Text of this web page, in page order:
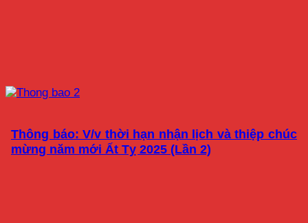
Thông báo: V/v thời hạn nhận lịch và thiệp chúc
mừng năm mới Ất Tỵ 2025 (Lần 2)